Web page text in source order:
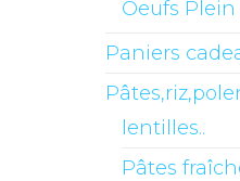
Oeufs Plein
Paniers
lentilles..
Pâtes